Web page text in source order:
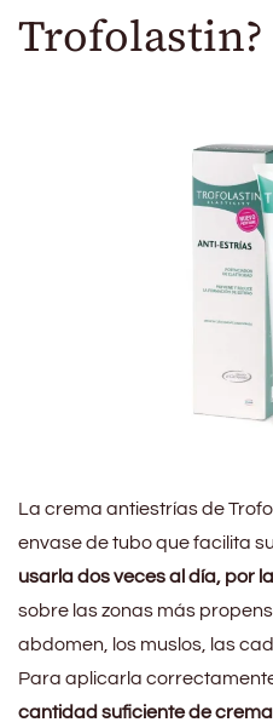
Trofolastin?
La crema antiestrías de
envase de tubo que facilita
usarla dos veces al día, por
sobre las zonas más
abdomen, los muslos, las
Para aplicarla
cantidad suficiente de